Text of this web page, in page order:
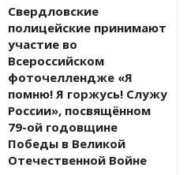
Свердловские
полицейские принимают
участие во
Всероссийском
фоточеллендже «Я
помню! Я горжусь! Служу
России», посвящённом
79-ой годовщине
Победы в Великой
Отечественной Войне